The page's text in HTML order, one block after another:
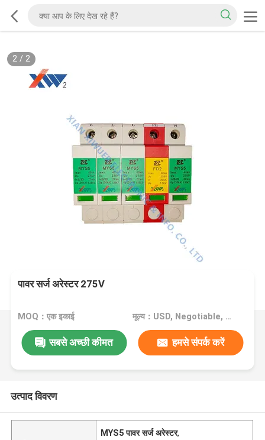
2/ 2
पावर सर्ज अरेस्टर 275V
MOQ：एक इकाई मूल्य：USD, Negotiable, unit
सबसे अच्छी कीमत हमसे संपर्क करें
उत्पाद विवरण
MYS5 पावर सर्ज अरेस्टर,